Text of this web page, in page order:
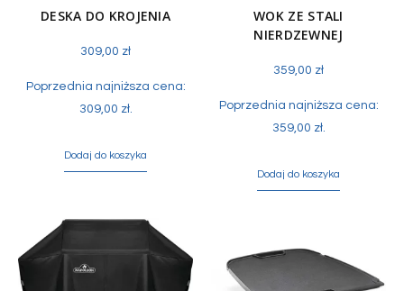
DESKA DO KROJENIA
309,00 zł
Poprzednia najniższa cena:
309,00 zł.
Dodaj do koszyka
WOK ZE STALI
NIERDZEWNEJ
359,00 zł
Poprzednia najniższa cena:
359,00 zł.
Dodaj do koszyka